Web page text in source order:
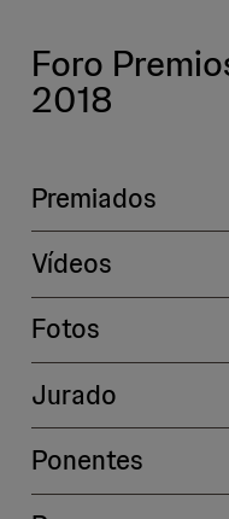
Foro
2018
Premiados
Vídeos
Fotos
Jurado
Ponentes